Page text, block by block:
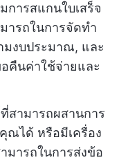
การสแกนใบเสร็จ
ารถในการจัดทำ
มงบประมาณ, และ
คืนค่าใช้จ่ายและ
สามารถผสานการ
ณได้ หรือมีเครื่อง
มารถในการส่งข้อ